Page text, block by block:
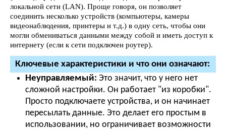
локальной сети (LAN). Проще говоря, он позволяет
соединить несколько устройств (компьютеры, камеры
видеонаблюдения, принтеры и т.д.) в одну сеть, чтобы они
могли обмениваться данными между собой и иметь доступ к
интернету (если к сети подключен роутер).
Ключевые характеристики и что они означают:
Неуправляемый: Это значит, что у него нет
сложной настройки. Он работает "из коробки".
Просто подключаете устройства, и он начинает
пересылать данные. Это делает его простым в
использовании, но ограничивает возможности